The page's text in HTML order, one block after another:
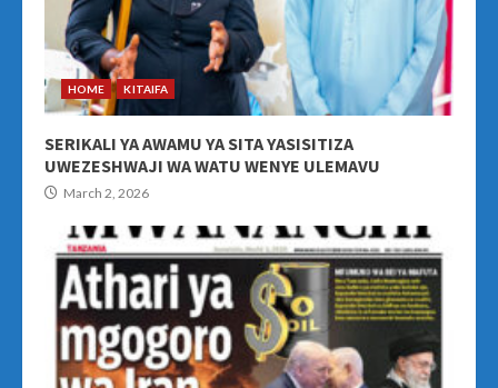
HOME KITAIFA
SERIKALI YA AWAMU YA SITA YASISITIZA
UWEZESHWAJI WA WATU WENYE ULEMAVU
March 2, 2026